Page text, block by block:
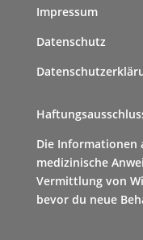
Impressum
Datenschutz
Die Informationen
medizinische
Vermittlung von
bevor du neue